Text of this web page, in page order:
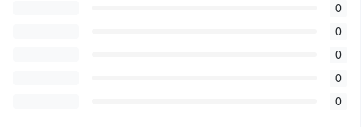
0
0
0
0
0